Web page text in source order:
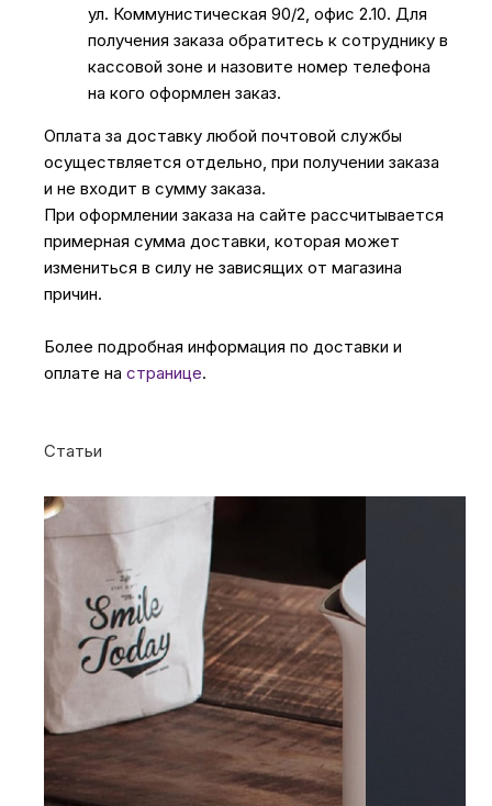
ул. Коммунистическая 90/2, офис 2.10. Для
получения заказа обратитесь к сотруднику в
кассовой зоне и назовите номер телефона
на кого оформлен заказ.
Оплата за доставку любой почтовой службы
осуществляется отдельно, при получении заказа
и не входит в сумму заказа.
При оформлении заказа на сайте рассчитывается
примерная сумма доставки, которая может
измениться в силу не зависящих от магазина
причин.
Более подробная информация по доставки и
оплате на странице.
Статьи